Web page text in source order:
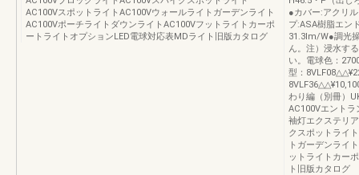
AC100VスポットライトAC100Vウォールライトガーデンライト
AC100VポーチライトダウンライトAC100Vフットライトカーポ
ートライトオプションLED電球対応表MDライト旧版カタログ
●カバー:アクリ
プ:ASA樹脂エン
31.3lm/W●調光
ん。注）浸水す
い。電球色：
型：
わり編（別冊）
AC100Vエントラ
袖灯エクステリ
クスポットライ
トガーデンライ
ットライトカー
ト旧版カタログ